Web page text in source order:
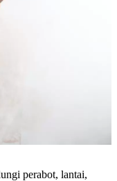
perabot, lantai,